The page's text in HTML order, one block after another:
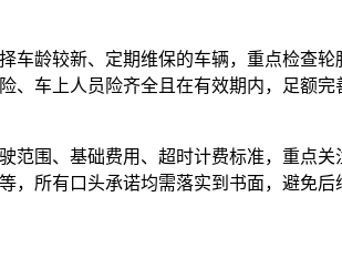
龄较新、定期维保的车辆，重点检查
车上人员险齐全且在有效期内，足额
围、基础费用、超时计费标准，重点
所有口头承诺均需落实到书面，避免后